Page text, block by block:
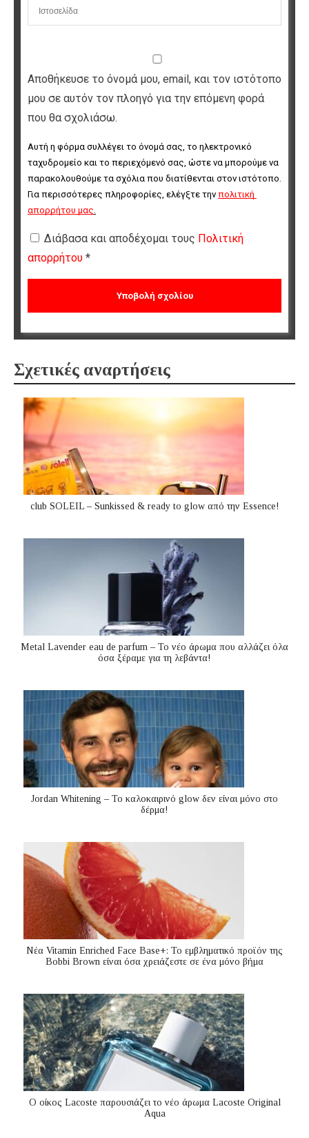
Αποθήκευσε το όνομά μου, email, και τον ιστότοπο
μου σε αυτόν τον πλοηγό για την επόμενη φορά
που θα σχολιάσω.
Αυτή η φόρμα συλλέγει το όνομά σας, το ηλεκτρονικό
ταχυδρομείο και το περιεχόμενό σας, ώστε να μπορούμε να
παρακολουθούμε τα σχόλια που διατίθενται στον ιστότοπο.
Για περισσότερες πληροφορίες, ελέγξτε την πολιτική
απορρήτου μας
Διάβασα και αποδέχομαι τους Πολιτική
απορρήτου *
Σχετικές αναρτήσεις
club SOLEIL – Sunkissed & ready to glow από την Essence!
Metal Lavender eau de parfum – Το νέο άρωμα που αλλάζει όλα
όσα ξέραμε για τη λεβάντα!
Jordan Whitening – Το καλοκαιρινό glow δεν είναι μόνο στο
δέρμα!
Nέα Vitamin Enriched Face Base+: Το εμβληματικό προϊόν της
Bobbi Brown είναι όσα χρειάζεστε σε ένα μόνο βήμα
Ο οίκος Lacoste παρουσιάζει το νέο άρωμα Lacoste Original
Aqua